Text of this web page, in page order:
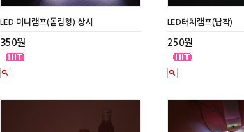
LED 미니램프(돌림형) 상시
350원
LED터치램프(납작)
250원